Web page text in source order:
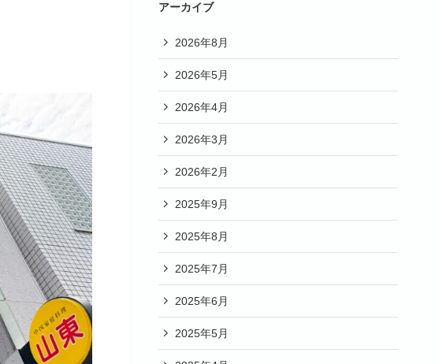
アーカイブ
2026年8月
2026年5月
2026年4月
2026年3月
2026年2月
2025年9月
2025年8月
2025年7月
2025年6月
2025年5月